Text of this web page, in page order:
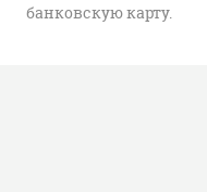
банковскую карту.